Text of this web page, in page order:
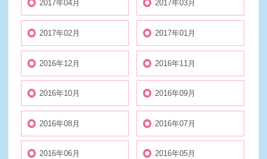
2017年04月 2017年03月
2017年02月 2017年01月
2016年12月 2016年11月
2016年10月 2016年09月
2016年08月 2016年07月
2016年06月 2016年05月